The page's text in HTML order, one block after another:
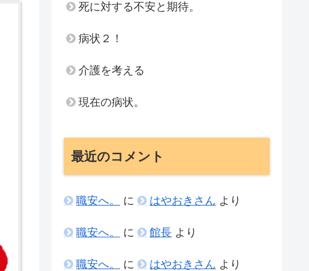
死に対する不安と期待。
病状２！
介護を考える
現在の病状。
最近のコメント
職安へ。 に はやおきさん より
職安へ。 に 館長 より
職安へ。 に はやおきさん より